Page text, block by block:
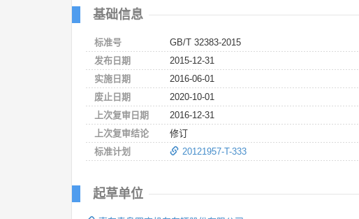
基础信息
标准号
GB/T 32383-2015
发布日期
2015-12-31
实施日期
2016-06-01
废止日期
2020-10-01
上次复审日期
2016-12-31
上次复审结论
修订
标准计划
20121957-T-333
起草单位